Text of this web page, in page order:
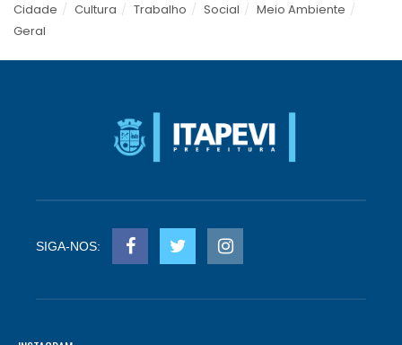
Cidade
Cultura Trabalho Social
Meio Ambiente
Geral
SIGA-NOS: